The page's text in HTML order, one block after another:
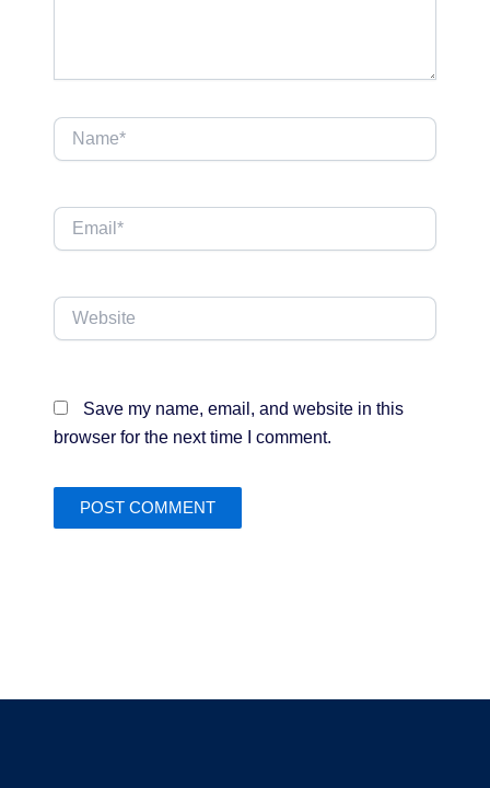
Name*
Email*
Website
Save my name, email, and website in this
browser for the next time I comment.